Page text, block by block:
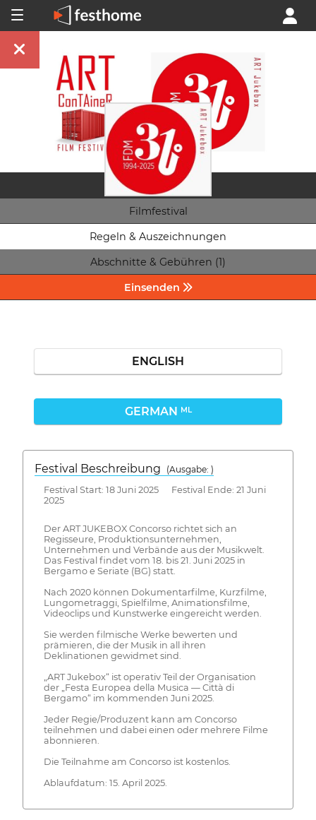
Filmfestival
Regeln & Auszeichnungen
Abschnitte & Gebühren (1)
Einsenden
ENGLISH
GERMAN ML
Festival Beschreibung
(Ausgabe: )
Festival Start: 18 Juni 2025 Festival Ende: 21 Juni
2025
Der ART JUKEBOX Concorso richtet sich an
Regisseure, Produktionsunternehmen,
Unternehmen und Verbände aus der Musikwelt.
Das Festival findet vom 18. bis 21. Juni 2025 in
Bergamo e Seriate (BG) statt.
Nach 2020 können Dokumentarfilme, Kurzfilme,
Lungometraggi, Spielfilme, Animationsfilme,
Videoclips und Kunstwerke eingereicht werden.
Sie werden filmische Werke bewerten und
prämieren, die der Musik in all ihren
Deklinationen gewidmet sind.
„ART Jukebox“ ist operativ Teil der Organisation
der „Festa Europea della Musica — Città di
Bergamo“ im kommenden Juni 2025.
Jeder Regie/Produzent kann am Concorso
teilnehmen und dabei einen oder mehrere Filme
abonnieren.
Die Teilnahme am Concorso ist kostenlos.
Ablaufdatum: 15. April 2025.